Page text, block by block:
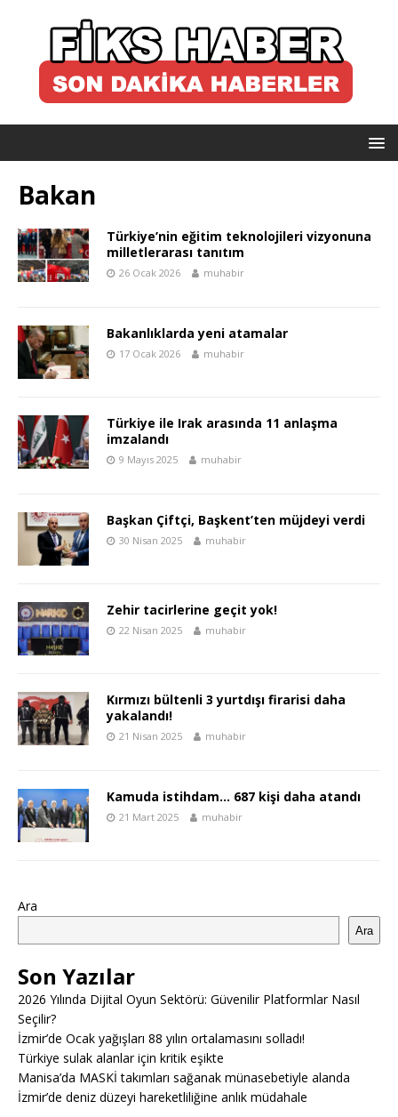
Bakan
Türkiye’nin eğitim teknolojileri vizyonuna
milletlerarası tanıtım
26 Ocak 2026 muhabir
Bakanlıklarda yeni atamalar
17 Ocak 2026 muhabir
Türkiye ile Irak arasında 11 anlaşma
imzalandı
9 Mayıs 2025 muhabir
Başkan Çiftçi, Başkent’ten müjdeyi verdi
30 Nisan 2025 muhabir
Zehir tacirlerine geçit yok!
22 Nisan 2025 muhabir
Kırmızı bültenli 3 yurtdışı firarisi daha
yakalandı!
21 Nisan 2025 muhabir
Kamuda istihdam… 687 kişi daha atandı
21 Mart 2025 muhabir
Ara
Ara
Son Yazılar
2026 Yılında Dijital Oyun Sektörü: Güvenilir Platformlar Nasıl
Seçilir?
İzmir’de Ocak yağışları 88 yılın ortalamasını solladı!
Türkiye sulak alanlar için kritik eşikte
Manisa’da MASKİ takımları sağanak münasebetiyle alanda
İzmir’de deniz düzeyi hareketliliğine anlık müdahale